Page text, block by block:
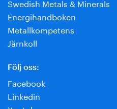
Swedish Metals & Minerals
Energihandboken
Metallkompetens
Järnkoll
Följ oss:
Facebook
Linkedin